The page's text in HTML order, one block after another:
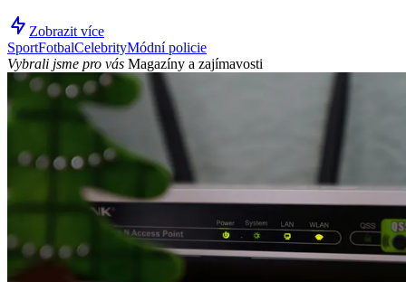
Zobrazit více
SportFotbalCelebrityMódní policie
Vybrali jsme pro vás Magazíny a zajímavosti